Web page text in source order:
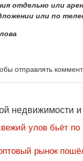
отдельно или
или по
отправлять
недвижимости
улов бьёт
рынок